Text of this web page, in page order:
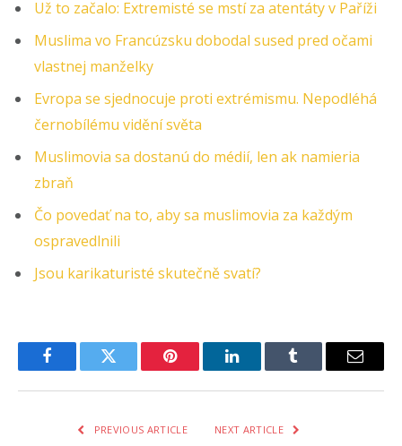
Už to začalo: Extremisté se mstí za atentáty v Paříži
Muslima vo Francúzsku dobodal sused pred očami
vlastnej manželky
Evropa se sjednocuje proti extrémismu. Nepodléhá
černobílému vidění světa
Muslimovia sa dostanú do médií, len ak namieria
zbraň
Čo povedať na to, aby sa muslimovia za každým
ospravedlnili
Jsou karikaturisté skutečně svatí?
FacebookTwitter Pinterest LinkedInTumblr Email
PREVIOUS ARTICLE NEXT ARTICLE